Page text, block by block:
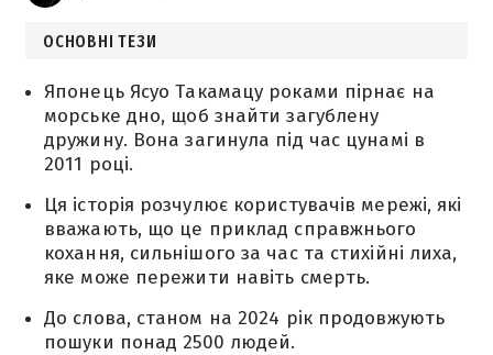
ОСНОВНІ ТЕЗИ
Японець Ясуо Такамацу роками пірнає на
морське дно, щоб знайти загублену
дружину. Вона загинула під час цунамі в
2011 році.
Ця історія розчулює користувачів мережі, які
вважають, що це приклад справжнього
кохання, сильнішого за час та стихійні лиха,
яке може пережити навіть смерть.
До слова, станом на 2024 рік продовжують
пошуки понад 2500 людей.